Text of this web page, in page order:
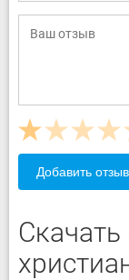
Добавить отзыв